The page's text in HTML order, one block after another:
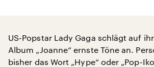
US-Popstar Lady Gaga schlägt auf
Album „Joanne“ ernste Töne an.
bisher das Wort „Hype“ oder „Pop-